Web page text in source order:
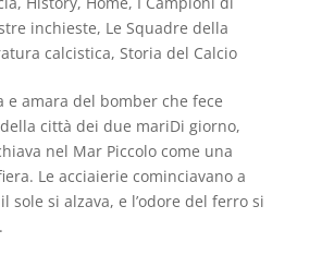
inchieste, Le Squadre della
calcistica, Storia del Calcio
e amara del bomber che fece
città dei due mariDi giorno,
nel Mar Piccolo come una
Le acciaierie cominciavano a
sole si alzava, e l’odore del ferro si